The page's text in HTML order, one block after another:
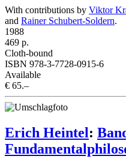
With contributions by Viktor
and Rainer Schubert-Soldern.
1988
469 p.
Cloth-bound
ISBN 978-3-7728-0915-6
Available
€ 65.–
Erich Heintel: